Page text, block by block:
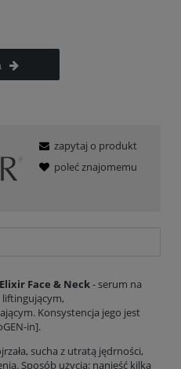
zapytaj o produkt
poleć znajomemu
Face & Neck- serum na
liftingującym,
Konsystencja jego jest
in].
sucha z utratą jędrności,
Sposób użycia: nanieść kilka